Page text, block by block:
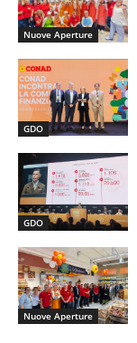
Nuove Aperture
GDO
GDO
Nuove Aperture